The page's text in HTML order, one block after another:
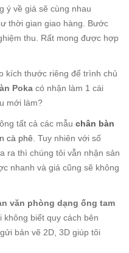
ý về giá sẽ cùng nhau
thời gian giao hàng. Bước
thu. Rất mong được hợp
kích thước riêng để trình chủ
Poka có nhận làm 1 cái
mới làm?
tất cả các mẫu chân bàn
cà phê . Tuy nhiên với số
ra thì chúng tôi vẫn nhận sản
nhanh và giá cũng sẽ không
văn phòng dạng ống tam
không biết quy cách bên
bản vẽ 2D, 3D giúp tôi